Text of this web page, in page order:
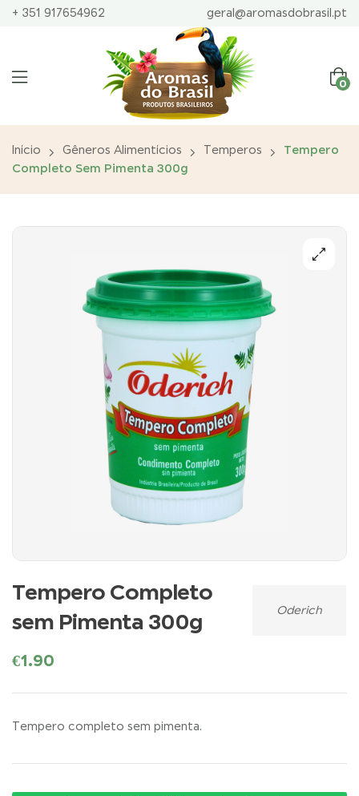
+ 351 917654962 geral@aromasdobrasil.pt
0
Início Gêneros Alimentícios Temperos
Tempero
Completo Sem Pimenta 300g
Oderich
Tempero Completo
sem Pimenta 300g
€1.90
Tempero completo sem pimenta.